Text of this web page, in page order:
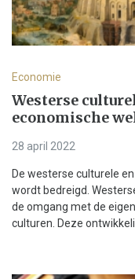
Economie
Westerse
economische
28 april 2022
De westerse culturele
wordt bedreigd.
de omgang met de
culturen. Deze